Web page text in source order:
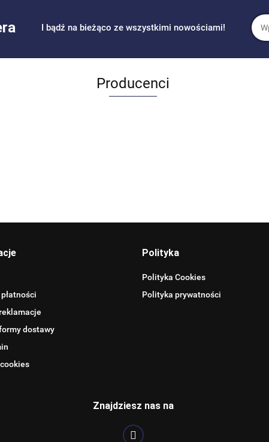
I bądź na bieżąco ze wszystkimi nowościami!
Producenci
dostawy
Polityka
Polityka Cookies
Polityka prywatności
Znajdziesz nas na